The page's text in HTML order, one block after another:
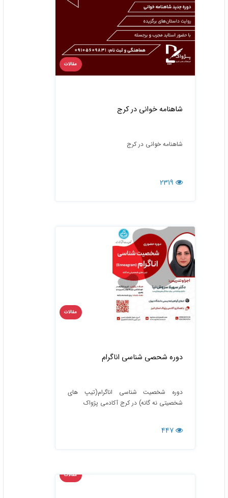
مقالات
شاهنامه خوانی در کرج
شاهنامه خوانی در کرج
مقالات
دوره شحصی شناسی اناگرام
دوره شخصیت شناسی اناگرام(تیپ های
شخصیتی نه گانه) در کرج آکادمی پژواک
مقالات